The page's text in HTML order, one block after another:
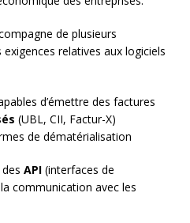
de plusieurs
relatives aux logiciels
d’émettre des factures
(UBL, CII, Factur-X)
de dématérialisation
API (interfaces de
communication avec les